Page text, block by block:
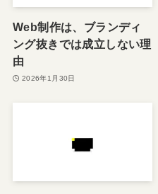
Web制作は、ブランディ
ング抜きでは成立しない理
由
2026年1月30日